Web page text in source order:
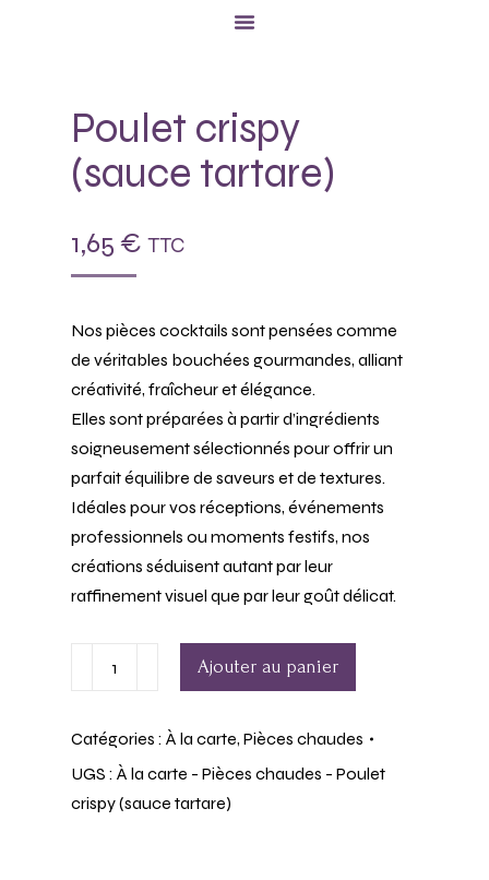
Poulet crispy
(sauce tartare)
1,65€ TTC
Nos pièces cocktails sont pensées comme
de véritables bouchées gourmandes, alliant
créativité, fraîcheur et élégance.
Elles sont préparées à partir d’ingrédients
soigneusement sélectionnés pour offrir un
parfait équilibre de saveurs et de textures.
Idéales pour vos réceptions, événements
professionnels ou moments festifs, nos
créations séduisent autant par leur
raffinement visuel que par leur goût délicat.
Ajouter au panier
Catégories : À la carte, Pièces chaudes
UGS : À la carte - Pièces chaudes - Poulet
crispy (sauce tartare)